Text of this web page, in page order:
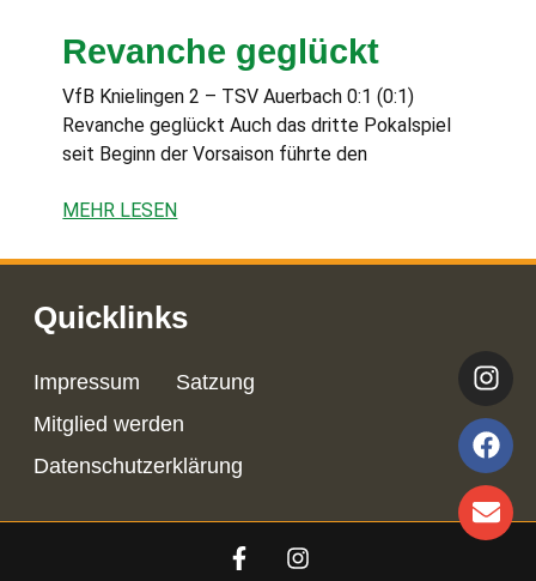
Revanche geglückt
VfB Knielingen 2 – TSV Auerbach 0:1 (0:1)
Revanche geglückt Auch das dritte Pokalspiel
seit Beginn der Vorsaison führte den
MEHR LESEN
Quicklinks
Impressum
Satzung
Mitglied werden
Datenschutzerklärung